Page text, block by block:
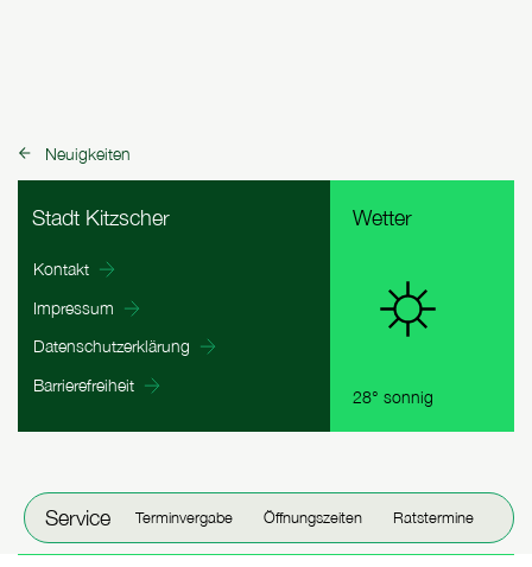
Service
Fenster schließen
Terminvergabe Öffnungszeiten Ratstermine
zurück zu:
Neuigkeiten
Fußbereich Informationen
Stadt Kitzscher
Kontakt
Impressum
Datenschutzerklärung
Barrierefreiheit
Wetter
28° sonnig